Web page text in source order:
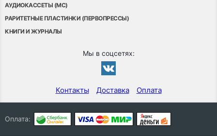
АУДИОКАССЕТЫ (MC)
РАРИТЕТНЫЕ ПЛАСТИНКИ (ПЕРВОПРЕССЫ)
КНИГИ И ЖУРНАЛЫ
Мы в соцсетях:
Контакты Доставка Оплата
Оплата: